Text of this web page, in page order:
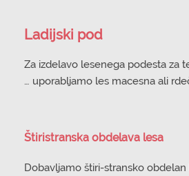
Ladijski pod
Za izdelavo lesenega podesta za
… uporabljamo les macesna ali
Štiristranska obdelava lesa
Dobavljamo štiri-stransko obdelan